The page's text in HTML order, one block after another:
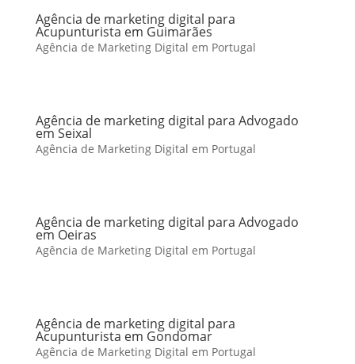
Agência de marketing digital para
Acupunturista em Guimarães
Agência de Marketing Digital em Portugal
Agência de marketing digital para Advogado
em Seixal
Agência de Marketing Digital em Portugal
Agência de marketing digital para Advogado
em Oeiras
Agência de Marketing Digital em Portugal
Agência de marketing digital para
Acupunturista em Gondomar
Agência de Marketing Digital em Portugal